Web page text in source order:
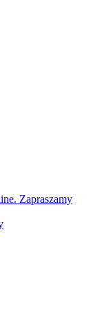
Zapraszamy